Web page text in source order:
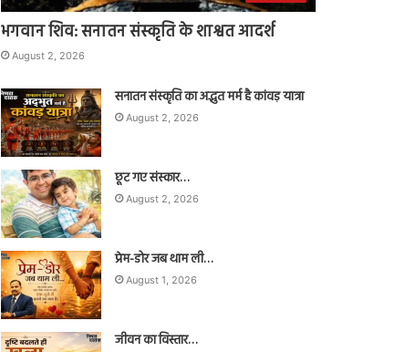
भगवान शिव: सनातन संस्कृति के शाश्वत आदर्श
August 2, 2026
सनातन संस्कृति का अद्भुत मर्म है कांवड़ यात्रा
August 2, 2026
छूट गए संस्कार…
August 2, 2026
प्रेम-डोर जब थाम ली…
August 1, 2026
जीवन का विस्तार…